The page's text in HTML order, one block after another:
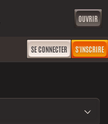
OUVRIR
SE CONNECTER S'INSCRIRE